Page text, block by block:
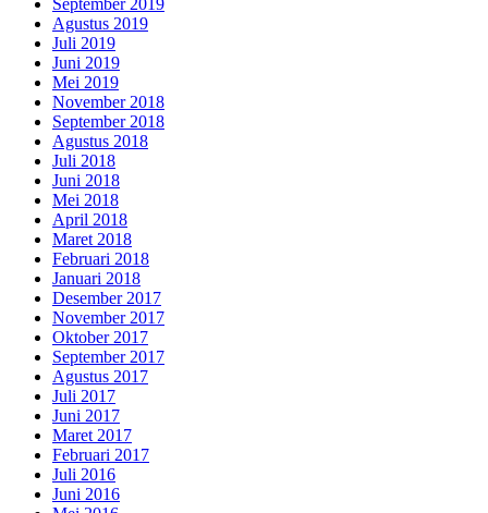
Agustus 2019
Juli 2019
Juni 2019
Mei 2019
November 2018
September 2018
Agustus 2018
Juli 2018
Juni 2018
Mei 2018
April 2018
Maret 2018
Februari 2018
Januari 2018
Desember 2017
November 2017
Oktober 2017
September 2017
Agustus 2017
Juli 2017
Juni 2017
Maret 2017
Februari 2017
Juli 2016
Juni 2016